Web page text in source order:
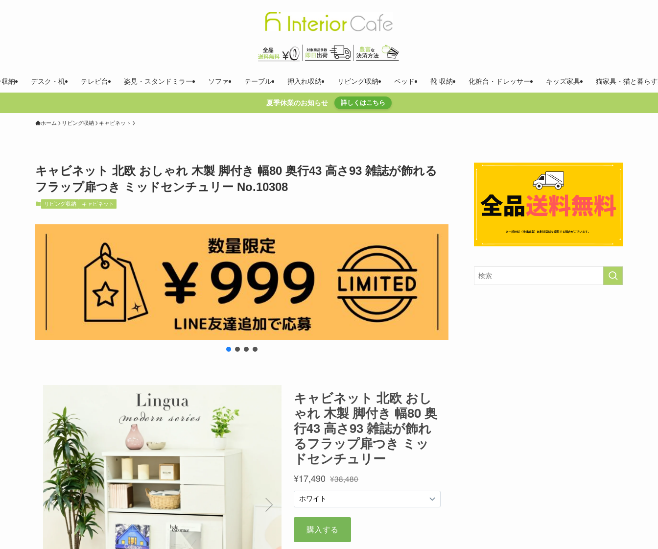
納 デスク・机 テレビ台 姿見・スタンドミラー ソファ テーブル 押入れ収納 リビング収納 ベッド 靴 収納 化粧台・ドレッサー キッズ家具 猫家具・猫と暮ら
夏季休業のお知らせ 詳しくはこちら
ホーム リビング収納 キャビネット
キャビネット 北欧 おしゃれ 木製 脚付き 幅80 奥行43 高さ93 雑誌が飾れる
フラップ扉つき ミッドセンチュリー No.10308
リビング収納 キャビネット